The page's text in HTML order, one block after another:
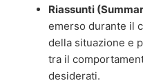
Riassunti
emerso durante il
della situazione e
tra il
desiderati.